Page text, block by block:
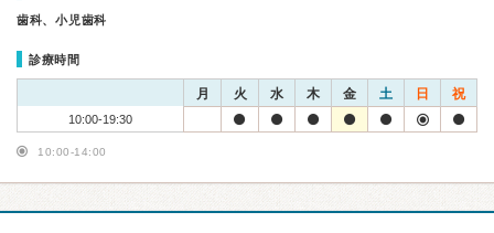
歯科、小児歯科
診療時間
月 火 水 木 金 土 日 祝
10:00-19:30
10:00-14:00